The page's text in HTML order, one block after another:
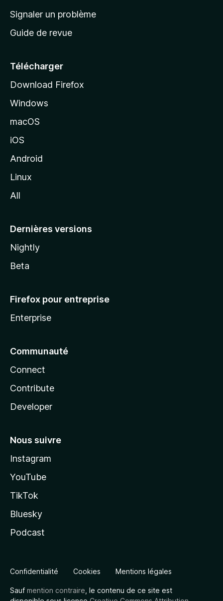
a
c
e
l
d
o
z
l
Signaler un problème
Guide de revue
Télécharger
Download Firefox
Windows
macOS
iOS
Android
Linux
All
Dernières versions
Nightly
Beta
Firefox pour entreprise
Enterprise
Communauté
Connect
Contribute
Developer
Nous suivre
Instagram
YouTube
TikTok
Bluesky
Podcast
Confidentialité Cookies Mentions légales
Sauf mention contraire , le contenu de ce site est